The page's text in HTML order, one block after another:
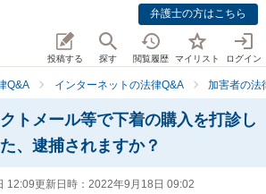
弁護士の方はこちら
投稿する 探す 閲覧履歴 マイリスト ログイン
Q&A インターネットの法律Q&A 加害者の法
トメール等で下着の購入を打診し
、逮捕されますか？
12:09更新日時： 2022年9月18日 09:02